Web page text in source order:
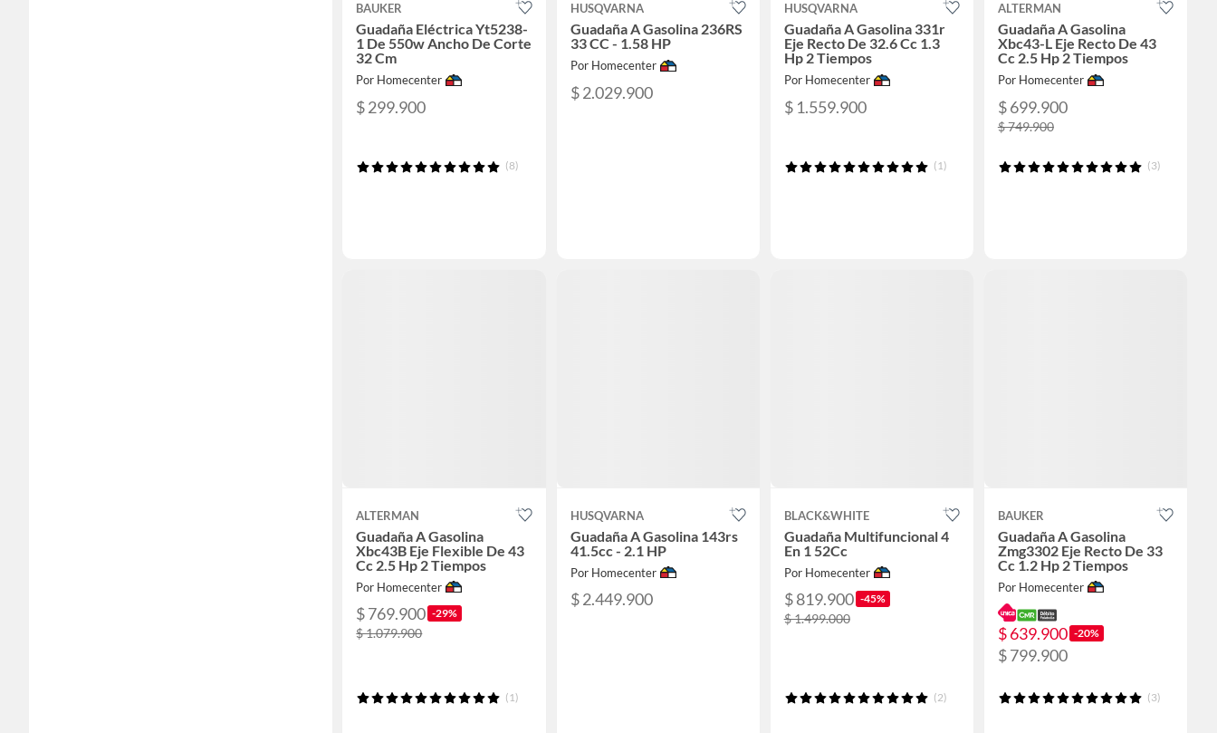
BAUKER
Guadaña Eléctrica Yt5238-
1 De 550w Ancho De Corte
32 Cm
Por Homecenter
$ 299.900
(8)
HUSQVARNA
Guadaña A Gasolina 236RS
33 CC - 1.58 HP
Por Homecenter
$ 2.029.900
HUSQVARNA
Guadaña A Gasolina 331r
Eje Recto De 32.6 Cc 1.3
Hp 2 Tiempos
Por Homecenter
$ 1.559.900
(1)
ALTERMAN
Guadaña A Gasolina
Xbc43-L Eje Recto De 43
Cc 2.5 Hp 2 Tiempos
Por Homecenter
$ 699.900
$ 749.900
(3)
ALTERMAN
Guadaña A Gasolina
Xbc43B Eje Flexible De 43
Cc 2.5 Hp 2 Tiempos
Por Homecenter
$ 769.900 -29%
$ 1.079.900
(1)
HUSQVARNA
Guadaña A Gasolina 143rs
41.5cc - 2.1 HP
Por Homecenter
$ 2.449.900
BLACK&WHITE
Guadaña Multifuncional 4
En 1 52Cc
Por Homecenter
$ 819.900 -45%
$ 1.499.000
(2)
BAUKER
Guadaña A Gasolina
Zmg3302 Eje Recto De 33
Cc 1.2 Hp 2 Tiempos
Por Homecenter
$ 639.900 -20%
$ 799.900
(3)